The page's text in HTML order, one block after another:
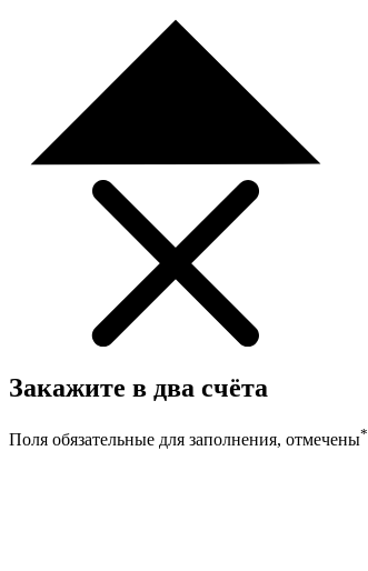
Закажите в два счёта
Поля обязательные для заполнения, отмечены*